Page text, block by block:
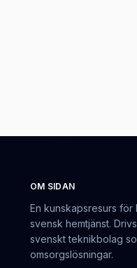
OM SIDAN
En kunskapsresurs för
svensk hemtjänst.
svenskt teknikbolag
omsorgslösningar.